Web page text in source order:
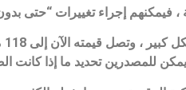
فيمكنهم إجراء تغييرات “حتى